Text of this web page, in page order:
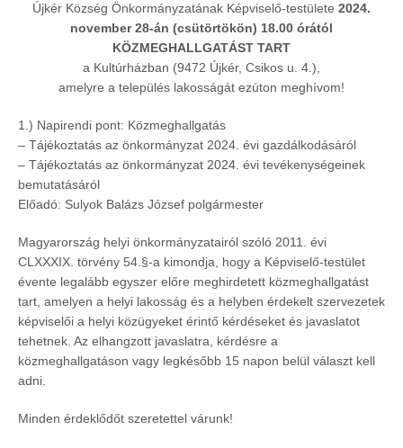
Újkér Község Önkormányzatának Képviselő-testülete 2024.
november 28-án (csütörtökön) 18.00 órától
KÖZMEGHALLGATÁST TART
a Kultúrházban (9472 Újkér, Csikos u. 4.),
amelyre a település lakosságát ezúton meghívom!
1.) Napirendi pont: Közmeghallgatás
– Tájékoztatás az önkormányzat 2024. évi gazdálkodásáról
– Tájékoztatás az önkormányzat 2024. évi tevékenységeinek
bemutatásáról
Előadó: Sulyok Balázs József polgármester
Magyarország helyi önkormányzatairól szóló 2011. évi
CLXXXIX. törvény 54.§-a kimondja, hogy a Képviselő-testület
évente legalább egyszer előre meghirdetett közmeghallgatást
tart, amelyen a helyi lakosság és a helyben érdekelt szervezetek
képviselői a helyi közügyeket érintő kérdéseket és javaslatot
tehetnek. Az elhangzott javaslatra, kérdésre a
közmeghallgatáson vagy legkésőbb 15 napon belül választ kell
adni.
Minden érdeklődőt szeretettel várunk!